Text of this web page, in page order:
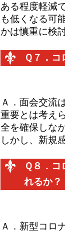
ある程度軽減
も低くなる可
かは慎重に検
Ｑ７． コ
Ａ． 面会交流
重要とは考え
全を確保しな
しかし、新規
Ｑ８． コ
れるか？
Ａ． 新型コロ